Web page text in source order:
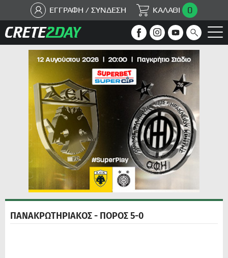
ΕΓΓΡΑΦΗ / ΣΥΝΔΕΣΗ ΚΑΛΑΘΙ 0
ΠΑΝΑΚΡΩΤΗΡΙΑΚΟΣ - ΠΟΡΟΣ 5-0